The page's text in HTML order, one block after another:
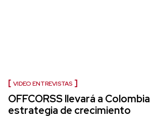
VIDEO ENTREVISTAS
OFFCORSS llevará a
estrategia de crecimiento